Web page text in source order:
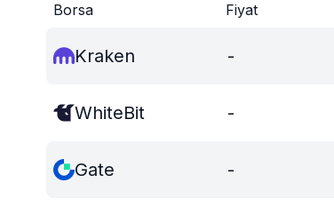
Borsa Fiyat
Kraken -
WhiteBit -
Gate -